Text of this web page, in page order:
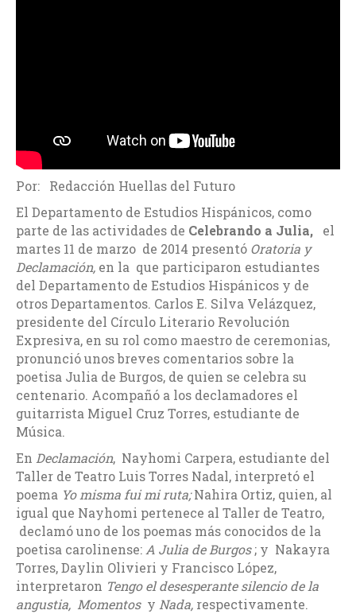
Por: Redacción Huellas del Futuro
El Departamento de Estudios Hispánicos, como
parte de las actividades de Celebrando a Julia,
el
martes 11 de marzo de 2014 presentó Oratoria y
Declamación, en la que participaron estudiantes
del Departamento de Estudios Hispánicos y de
otros Departamentos. Carlos E. Silva Velázquez,
presidente del Círculo Literario Revolución
Expresiva, en su rol como maestro de ceremonias,
pronunció unos breves comentarios sobre la
poetisa Julia de Burgos, de quien se celebra su
centenario. Acompañó a los declamadores el
guitarrista Miguel Cruz Torres, estudiante de
Música.
En Declamación, Nayhomi Carpera, estudiante del
Taller de Teatro Luis Torres Nadal, interpretó el
poema Yo misma fui mi ruta;Nahira Ortiz, quien, al
igual que Nayhomi pertenece al Taller de Teatro,
declamó uno de los poemas más conocidos de la
poetisa carolinense: A Julia de Burgos; y Nakayra
Torres, Daylin Olivieri y Francisco López,
interpretaron Tengo el desesperante silencio de la
angustia, Momentos y Nada, respectivamente.